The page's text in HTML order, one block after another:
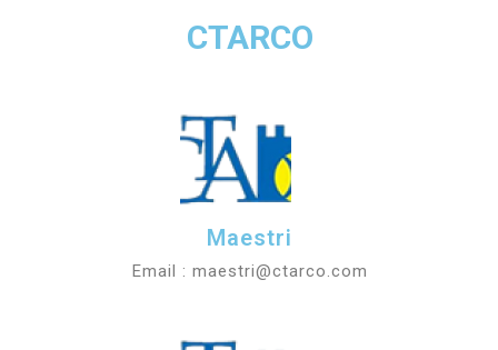
CTARCO
Maestri
Email : maestri@ctarco.com